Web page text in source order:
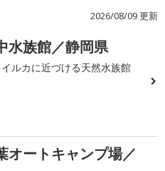
2026/08/09 更新
水族館／静岡県
ルカに近づける天然水族館
オートキャンプ場／